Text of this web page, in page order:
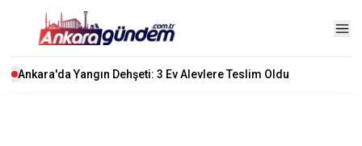
Ankara'da Yangın Dehşeti: 3 Ev Alevlere Teslim Oldu